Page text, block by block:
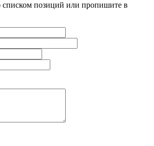
позиций или пропишите в